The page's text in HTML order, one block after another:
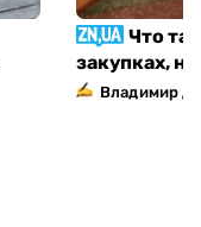
Что
закупках,
Владимир